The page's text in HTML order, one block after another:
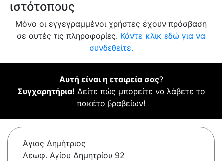
ιστότοπους
Μόνο οι εγγεγραμμένοι χρήστες έχουν πρόσβαση
σε αυτές τις πληροφορίες. Κάντε κλικ εδώ για να
συνδεθείτε.
Αυτή είναι η εταιρεία σας?
Συγχαρητήρια! Δείτε πώς μπορείτε να λάβετε το
πακέτο βραβείων!
Άγιος Δημήτριος
Λεωφ. Αγίου Δημητρίου 92